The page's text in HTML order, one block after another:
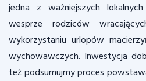
jedna z ważniejszych
wesprze rodziców
wykorzystaniu urlopów
wychowawczych. Inwestycja
też podsumujmy proces